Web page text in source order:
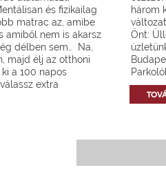
és fizikailag
matrac az, amibe
amiből nem is akarsz
délben sem… Na,
majd élj az otthoni
a 100 napos
extra
három
Önt: